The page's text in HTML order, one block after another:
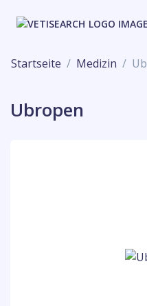
Startseite Medizin
Ubropen